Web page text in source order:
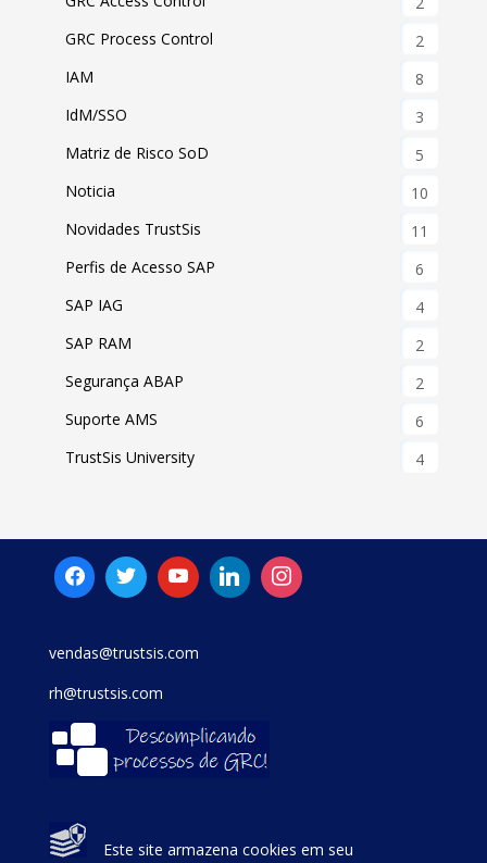
GRC Process Control
2
IAM
8
IdM/SSO
3
Matriz de Risco SoD
5
Noticia
10
Novidades TrustSis
11
Perfis de Acesso SAP
6
SAP IAG
4
SAP RAM
2
Segurança ABAP
2
Suporte AMS
6
TrustSis University
4
vendas@trustsis.com
rh@trustsis.com
Este site armazena cookies em seu